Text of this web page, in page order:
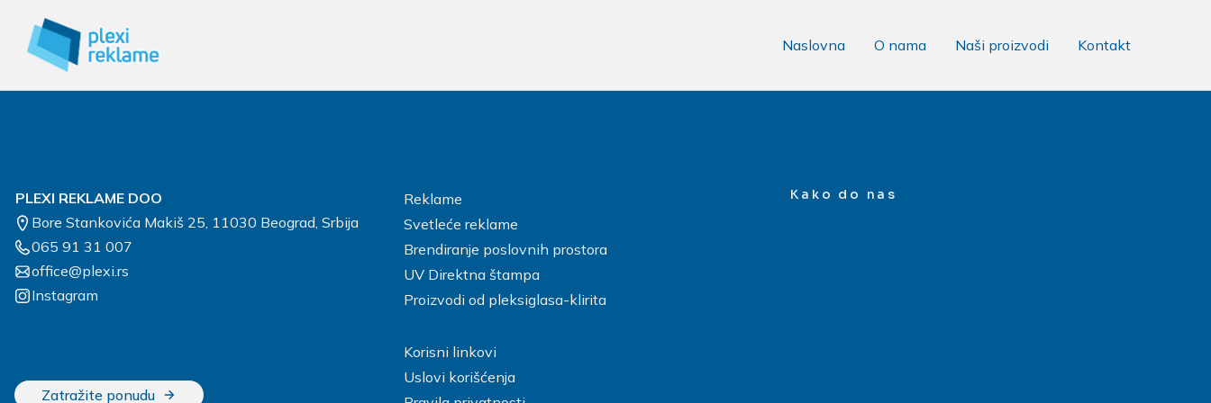
Naslovna O nama Naši proizvodi Kontakt
PLEXI REKLAME DOO
Bore Stankovića Makiš 25, 11030 Beograd, Srbija
065 91 31 007
office@plexi.rs
Instagram
Zatražite ponudu
Reklame
Svetleće reklame
Brendiranje poslovnih prostora
UV Direktna štampa
Proizvodi od pleksiglasa-klirita
Korisni linkovi
Uslovi korišćenja
Kako do nas